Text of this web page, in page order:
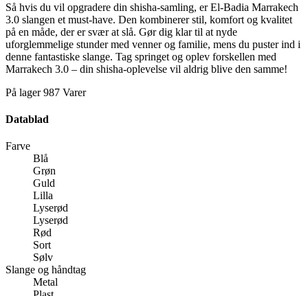
Så hvis du vil opgradere din shisha-samling, er El-Badia Marrakech
3.0 slangen et must-have. Den kombinerer stil, komfort og kvalitet
på en måde, der er svær at slå. Gør dig klar til at nyde
uforglemmelige stunder med venner og familie, mens du puster ind i
denne fantastiske slange. Tag springet og oplev forskellen med
Marrakech 3.0 – din shisha-oplevelse vil aldrig blive den samme!
På lager 987 Varer
Datablad
Farve
Blå
Grøn
Guld
Lilla
Lyserød
Lyserød
Rød
Sort
Sølv
Slange og håndtag
Metal